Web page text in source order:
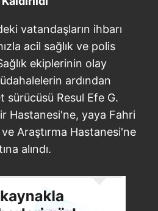
vatandaşların ihbarı
acil sağlık ve polis
ekiplerinin olay
ardından
Resul Efe G.
Hastanesi'ne, yaya Fahri
Araştırma Hastanesi'ne
alındı.